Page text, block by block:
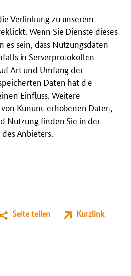
Verlinkung zu unserem
Wenn Sie Dienste dieses
es sein, dass Nutzungsdaten
in Serverprotokollen
Art und Umfang der
Daten hat die
Einfluss. Weitere
Kununu erhobenen Daten,
Nutzung finden Sie in der
Anbieters.
Seite teilen Kurzlink